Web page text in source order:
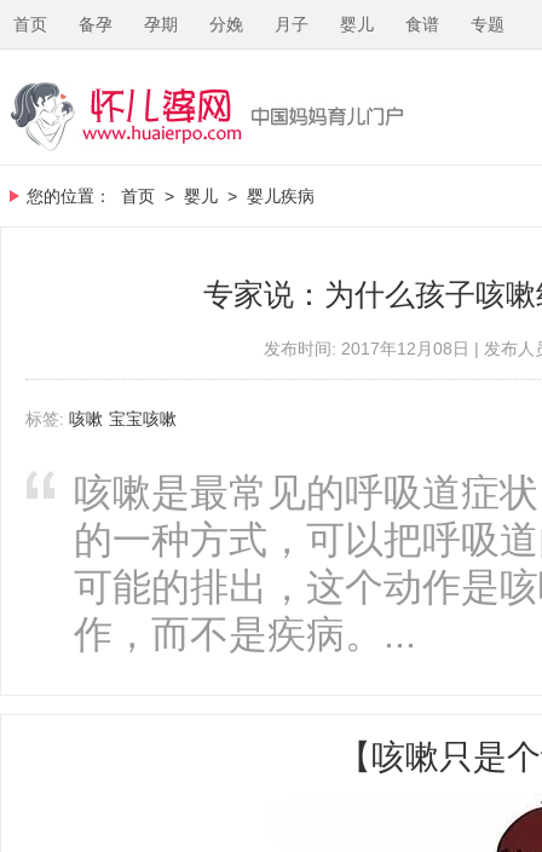
首页 备孕 孕期 分娩 月子 婴儿 食谱 专题
您的位置： 首页 > 婴儿 > 婴儿疾病
专家说：为什么孩子咳
发布时间: 2017年12月08日 | 发布
标签: 咳嗽 宝宝咳嗽
咳嗽是最常见的呼吸道症
的一种方式，可以把呼吸
可能的排出，这个动作是
作，而不是疾病。...
【咳嗽只是